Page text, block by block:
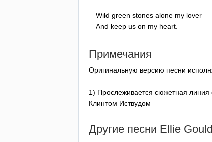
Wild green stones alone my lover
And keep us on my heart
Примечания
Оригинальную версию песни
1) Прослеживается сюжетная
Клинтом Иствудом
Другие песни Ellie